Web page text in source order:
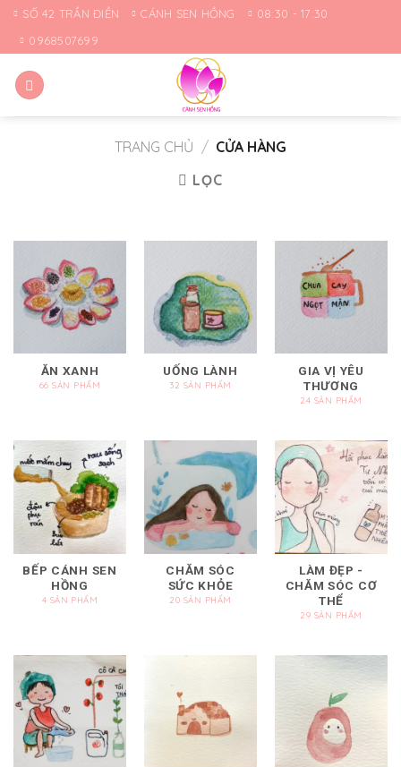
Skip
content
SỐ 42 TRẦN ĐIỀN CÁNH SEN HỒNG
08:30 - 17:30
0968507699
TRANG CHỦ / CỬA HÀNG
LỌC
ĂN XANH
66 SẢN PHẨM
UỐNG LÀNH
32 SẢN PHẨM
GIA VỊ YÊU
THƯƠNG
24 SẢN PHẨM
BẾP CÁNH SEN
HỒNG
4 SẢN PHẨM
CHĂM SÓC
SỨC KHỎE
20 SẢN PHẨM
LÀM ĐẸP -
CHĂM SÓC CƠ
THỂ
29 SẢN PHẨM